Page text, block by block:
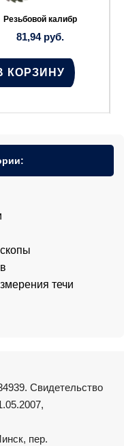
Резьбовой калибр
81,94 руб.
КОРЗИНУ
течи
Свидетельство
пер.